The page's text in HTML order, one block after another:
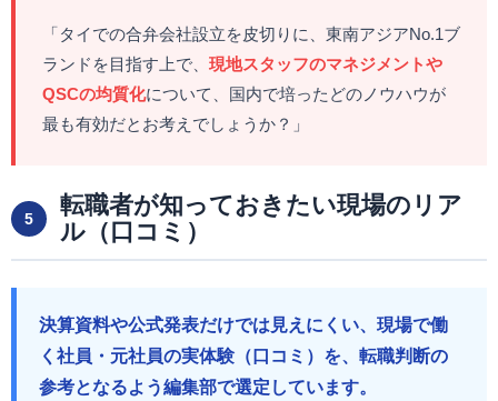
「タイでの合弁会社設立を皮切りに、東南アジアNo.1ブ
ランドを目指す上で、 現地スタッフのマネジメントや
QSCの均質化について、国内で培ったどのノウハウが
最も有効だとお考えでしょうか？」
5
転職者が知っておきたい現場のリア
ル（口コミ）
決算資料や公式発表だけでは見えにくい、現場で働
く社員・元社員の実体験（口コミ）を、転職判断の
参考となるよう編集部で選定しています。